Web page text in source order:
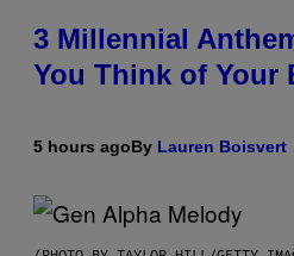
3 Millennial
You Think of Your
5 hours agoBy Lauren Boisvert